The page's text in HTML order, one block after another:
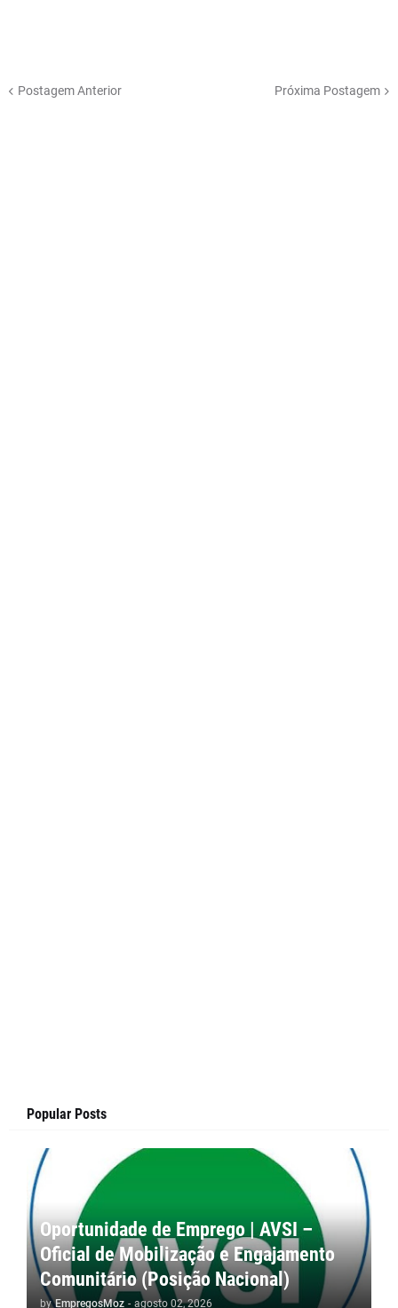
Postagem Anterior Próxima Postagem
Popular Posts
Oportunidade de Emprego | AVSI –
Oficial de Mobilização e Engajamento
Comunitário (Posição Nacional)
by EmpregosMoz - agosto 02, 2026